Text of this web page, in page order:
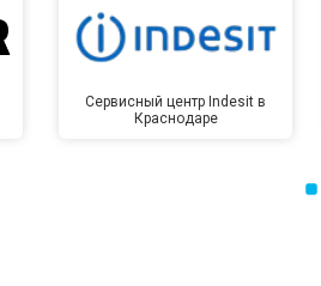
Сервисный центр Indesit в
Краснодаре